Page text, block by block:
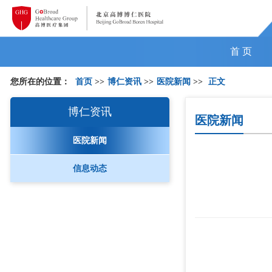
首 页
您所在的位置： 首页 >> 博仁资讯 >> 医院新闻 >> 正文
博仁资讯
医院新闻
信息动态
医院新闻